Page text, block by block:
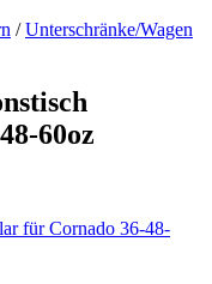
/Unterschränke/Wagen
60oz